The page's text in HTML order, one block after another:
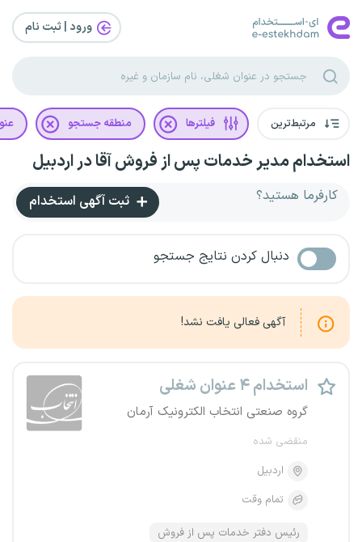
ورود | ثبت‌ نام
مرتبط‌ترین فیلترها منطقه جستجو
استخدام مدیر خدمات پس از فروش آقا در اردبیل
کارفرما هستید؟ ثبت آگهی استخدام
دنبال کردن نتایج جستجو
آگهی فعالی یافت نشد!
استخدام ۴ عنوان شغلی
گروه صنعتی انتخاب الکترونیک آرمان
منقضی شده
اردبیل
تمام وقت
رئیس دفتر خدمات پس از فروش